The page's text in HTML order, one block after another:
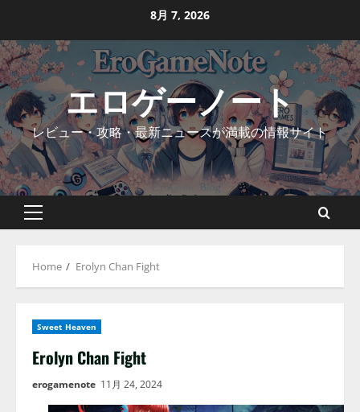
content
8月 7, 2026
エロゲーノート
レビュー・攻略・最新ニュースが満載の情報サイト
Primary
Home Erolyn Chan Fight
Sweet Heaven
Erolyn Chan Fight
erogamenote 11月 24, 2024